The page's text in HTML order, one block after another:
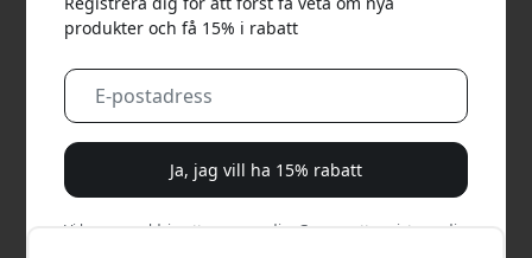
produkter och få 15% i rabatt
Ja, jag vill ha 15% rabatt
Vi kommer aldrig att spamma dig. Genom att registrera dig